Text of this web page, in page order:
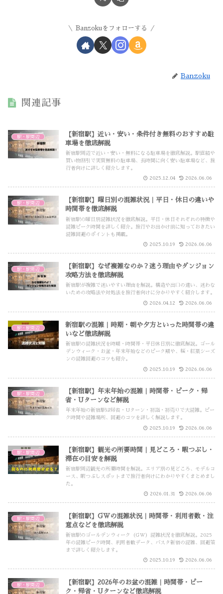
Banzokuをフォローする
Banzoku
関連記事
駅・駅周辺
【新宿駅】近い・安い・条件付き無料のおすすめ駐
車場を徹底解説
新宿駅周辺で近い・安い・無料になる駐車場を徹底解説。駅直結や
買い物割引で実質無料の駐車場、長時間に向く安い駐車場など、旅
行者向けに詳しく紹介します。
2025.12.04 2026.06.06
駅・駅周辺
【新宿駅】曜日別の混雑状況｜平日・休日の違いや
時間帯を徹底解説
新宿駅の曜日別混雑状況を徹底解説。平日・休日それぞれの特徴や
混雑ピーク時間を詳しく紹介。旅行やお出かけ前に知っておきたい
混雑回避のポイントも掲載。
2025.10.19 2026.06.06
駅・駅周辺
【新宿駅】なぜ複雑なのか？迷う理由やダンジョン
攻略方法を徹底解説
新宿駅が複雑で迷いやすい理由を解説。構造や出口の違い、迷わな
いための攻略法や対処法を旅行者向けに分かりやすく紹介します。
2026.04.12 2026.06.06
駅・駅周辺
新宿駅の混雑｜時期・朝や夕方といった時間帯の違
いなど徹底解説
新宿駅の混雑状況を時期・時間帯・平日休日別に徹底解説。ゴール
デンウィーク・お盆・年末年始などのピーク期や、桜・紅葉シーズ
ンの混雑回避のコツも紹介。
2025.10.19 2026.06.06
駅・駅周辺
【新宿駅】年末年始の混雑｜時間帯・ピーク・帰
省・Uターンなど解説
年末年始の新宿駅は帰省・Uターン・初詣・初売りで大混雑。ピー
ク時間や混雑場所、回避のコツを詳しく解説します。
2025.10.19 2026.06.06
駅・駅周辺
【新宿駅】観光の所要時間｜見どころ・暇つぶし・
滞在の目安を解説
新宿駅周辺観光の所要時間を解説。エリア別の見どころ、モデルコ
ース、暇つぶしスポットまで旅行者向けにわかりやすくまとめまし
た。
2026.01.31 2026.06.06
駅・駅周辺
【新宿駅】GWの混雑状況｜時間帯・利用者数・注
意点などを徹底解説
新宿駅のゴールデンウィーク（GW）混雑状況を徹底解説。2025
年の混雑ピーク時間、利用者数データ、バスタ新宿の混雑、回避策
まで詳しく紹介します。
2025.10.19 2026.06.06
駅・駅周辺
【新宿駅】2026年のお盆の混雑｜時間帯・ピー
ク・帰省・Uターンなど徹底解説